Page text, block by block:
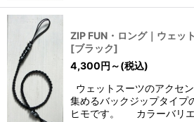
ZIP FUN・ロング｜ウェッ
[ブラック]
4,300円 ～(税込)
ウェットスーツのアクセ
集めるバックジップタイプ
ヒモです。 カラーバリ